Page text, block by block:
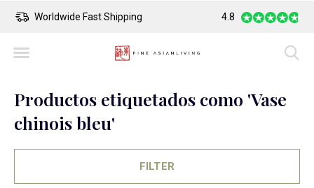
Safe Payment Largest Collection
4.8
Productos etiquetados como 'Vase
chinois bleu'
FILTER